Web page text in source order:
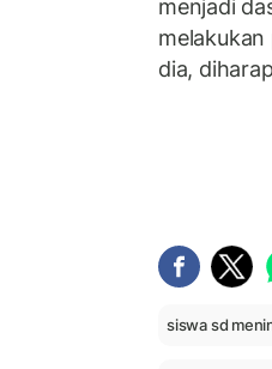
menjadi
dia,
siswa sd